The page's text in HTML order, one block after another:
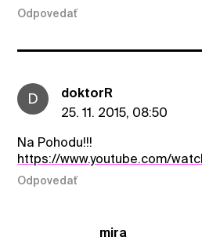
Odpovedať
D
doktorR
25. 11. 2015, 08:50
Na Pohodu!!!
https://www.youtube.com/
Odpovedať
mira